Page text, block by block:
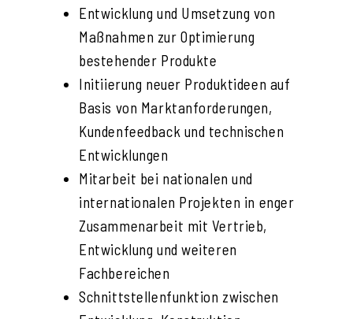
Entwicklung und Umsetzung von
Maßnahmen zur Optimierung
bestehender Produkte
Initiierung neuer Produktideen auf
Basis von Marktanforderungen,
Kundenfeedback und technischen
Entwicklungen
Mitarbeit bei nationalen und
internationalen Projekten in enger
Zusammenarbeit mit Vertrieb,
Entwicklung und weiteren
Fachbereichen
Schnittstellenfunktion zwischen